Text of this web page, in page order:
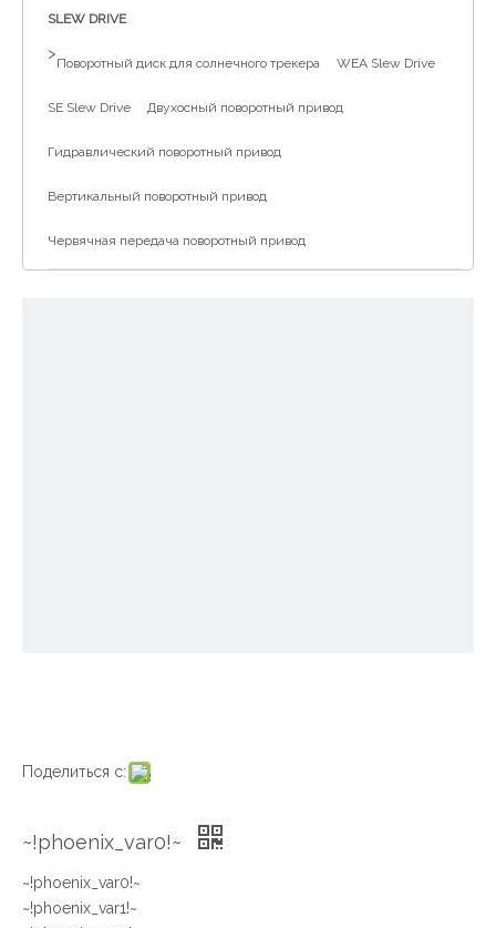
SLEW DRIVE
>
Поворотный диск для солнечного трекера WEA Slew Drive
SE Slew Drive Двухосный поворотный привод
Гидравлический поворотный привод
Вертикальный поворотный привод
Червячная передача поворотный привод
Поделиться с:
~!phoenix_var0!~
~!phoenix_var0!~
~!phoenix_var1!~